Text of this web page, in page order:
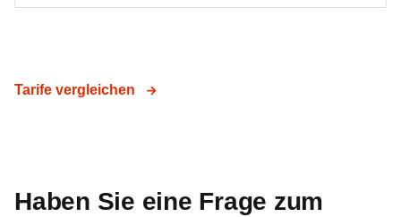
Tarife vergleichen
Haben Sie eine Frage zum